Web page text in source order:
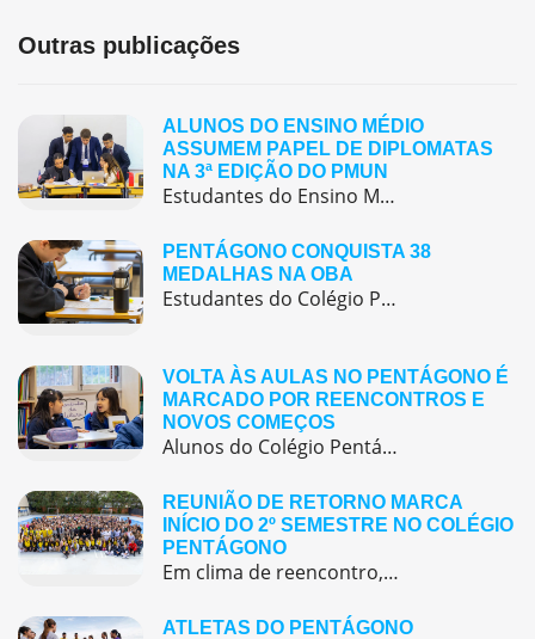
Outras publicações
ALUNOS DO ENSINO MÉDIO
ASSUMEM PAPEL DE DIPLOMATAS
NA 3ª EDIÇÃO DO PMUN
Estudantes do Ensino Médio do Colégio Pentágono protagonizaram uma simulação da ONU, defendendo posições de países em comitês temáticos e vivenciando, na prática, negociações diplomáticas multilíngues.
PENTÁGONO CONQUISTA 38
MEDALHAS NA OBA
Estudantes do Colégio Pentágono conquistam excelente resultado na Olimpíada Brasileira de Astronomia e Astronáutica (OBA) 2025, somando 38 medalhas.
VOLTA ÀS AULAS NO PENTÁGONO É
MARCADO POR REENCONTROS E
NOVOS COMEÇOS
Alunos do Colégio Pentágono retornaram às aulas trazendo o entusiasmo dos reencontros e o desejo de seguir aprendendo com significado.
REUNIÃO DE RETORNO MARCA
INÍCIO DO 2º SEMESTRE NO COLÉGIO
PENTÁGONO
Em clima de reencontro, a equipe pedagógica participou da abertura do semestre letivo com treinamentos e simulação de emergência
ATLETAS DO PENTÁGONO